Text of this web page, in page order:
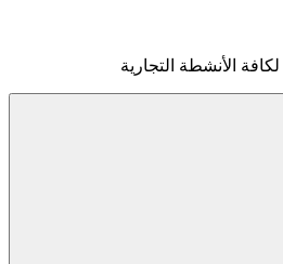
الأنشطة التجارية